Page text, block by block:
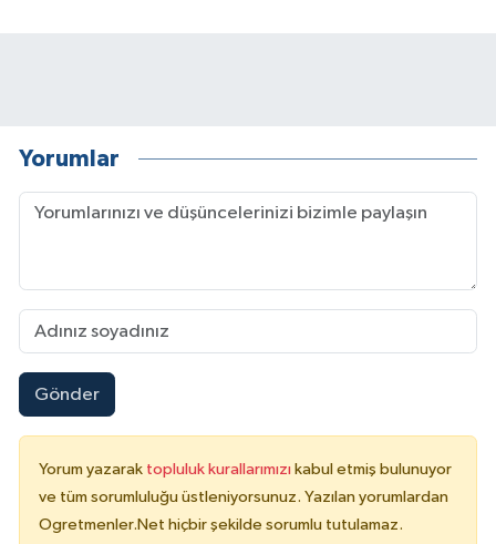
Yorumlar
Gönder
Yorum yazarak topluluk kurallarımızı kabul etmiş bulunuyor
ve tüm sorumluluğu üstleniyorsunuz. Yazılan yorumlardan
Ogretmenler.Net hiçbir şekilde sorumlu tutulamaz.